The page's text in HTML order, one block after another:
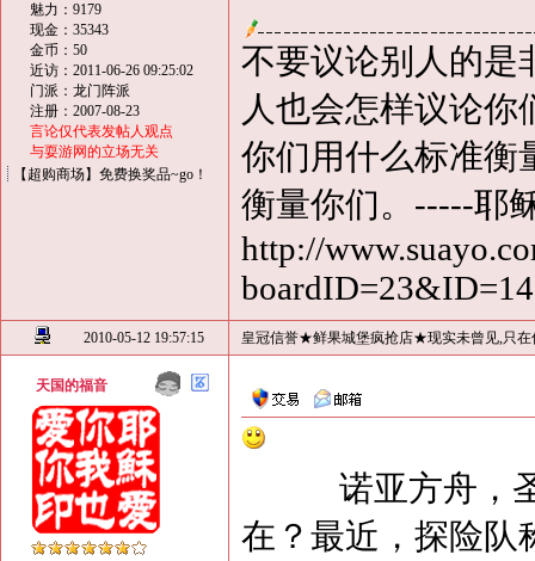
魅力：9179
现金：35343
金币：50
近访：2011-06-26 09:25:02
门派：龙门阵派
注册：2007-08-23
言论仅代表发帖人观点
与耍游网的立场无关
【超购商场】免费换奖品~go！
不要议论别人的是
人也会怎样议论你
你们用什么标准衡
衡量你们。-----耶
http://
2010-05-12 19:57:15 皇冠信誉★鲜果城堡疯抢店★现实未曾见,只在
天国的福音
诺亚方舟，圣
在？最近，探险队